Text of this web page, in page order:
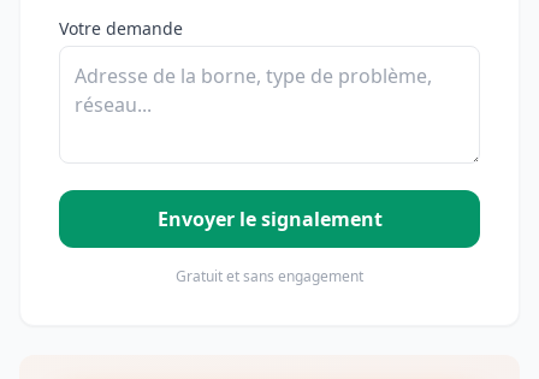
Votre demande
Envoyer le signalement
Gratuit et sans engagement